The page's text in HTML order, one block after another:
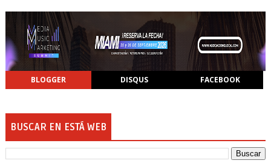
BLOGGER DISQUS FACEBOOK
BUSCAR EN ESTÁ WEB